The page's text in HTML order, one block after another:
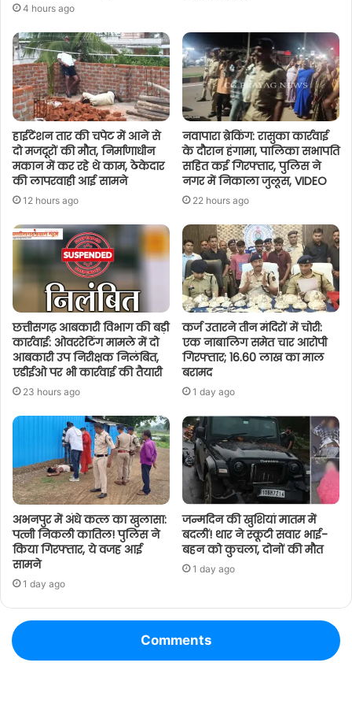
4 hours ago
हाईटेंशन तार की चपेट में आने से
दो मजदूरों की मौत, निर्माणाधीन
मकान में कर रहे थे काम, ठेकेदार
की लापरवाही आई सामने
12 hours ago
नवापारा ब्रेकिंग: रासुका कार्रवाई
के दौरान हंगामा, पालिका सभापति
सहित कई गिरफ्तार, पुलिस ने
नगर में निकाला जुलूस, VIDEO
22 hours ago
छत्तीसगढ़ आबकारी विभाग की बड़ी
कार्रवाई: ओवररेटिंग मामले में दो
आबकारी उप निरीक्षक निलंबित,
एडीईओ पर भी कार्रवाई की तैयारी
23 hours ago
कर्ज उतारने तीन मंदिरों में चोरी:
एक नाबालिग समेत चार आरोपी
गिरफ्तार; 16.60 लाख का माल
बरामद
1 day ago
अभनपुर में अंधे कत्ल का खुलासा:
पत्नी निकली कातिल! पुलिस ने
किया गिरफ्तार, ये वजह आई
सामने
1 day ago
जन्मदिन की खुशियां मातम में
बदलीं! थार ने स्कूटी सवार भाई-
बहन को कुचला, दोनों की मौत
1 day ago
Comments